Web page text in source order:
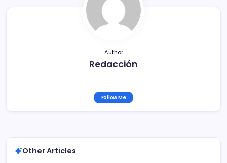
Author
Redacción
Follow Me
Other Articles